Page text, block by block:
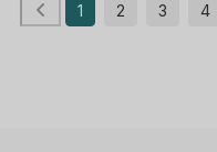
1 2 3 4